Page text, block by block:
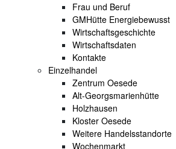
Frau und Beruf
GMHütte Energiebewusst
Wirtschaftsgeschichte
Wirtschaftsdaten
Kontakte
Einzelhandel
Zentrum Oesede
Alt-Georgsmarienhütte
Holzhausen
Kloster Oesede
Weitere Handelsstandorte
Wochenmarkt